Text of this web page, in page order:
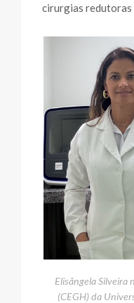
cirurgias redutoras
Elisângela Silveira
(CEGH) da